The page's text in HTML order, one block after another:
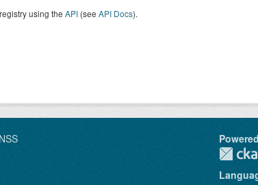
using the API (see API Docs).